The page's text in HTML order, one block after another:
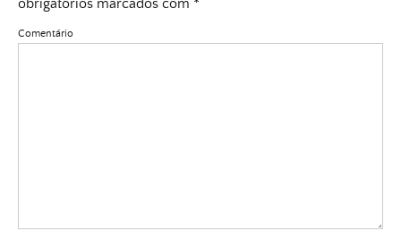
obrigatórios marcados com *
Comentário